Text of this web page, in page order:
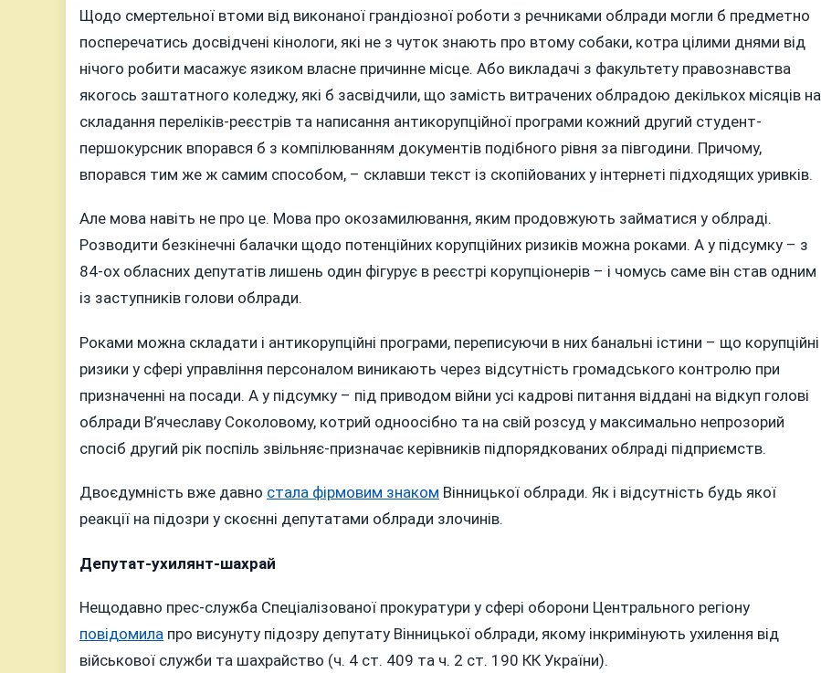
Щодо смертельної втоми від виконаної грандіозної роботи з речниками облради могли б предметно
посперечатись досвідчені кінологи, які не з чуток знають про втому собаки, котра цілими днями від
нічого робити масажує язиком власне причинне місце. Або викладачі з факультету правознавства
якогось заштатного коледжу, які б засвідчили, що замість витрачених облрадою декількох місяців на
складання переліків-реєстрів та написання антикорупційної програми кожний другий студент-
першокурсник впорався б з компілюванням документів подібного рівня за півгодини. Причому,
впорався тим же ж самим способом, – склавши текст із скопійованих у інтернеті підходящих уривків.
Але мова навіть не про це. Мова про окозамилювання, яким продовжують займатися у облраді.
Розводити безкінечні балачки щодо потенційних корупційних ризиків можна роками. А у підсумку – з
84-ох обласних депутатів лишень один фігурує в реєстрі корупціонерів – і чомусь саме він став одним
із заступників голови облради.
Роками можна складати і антикорупційні програми, переписуючи в них банальні істини – що корупційні
ризики у сфері управління персоналом виникають через відсутність громадського контролю при
призначенні на посади. А у підсумку – під приводом війни усі кадрові питання віддані на відкуп голові
облради В’ячеславу Соколовому, котрий одноосібно та на свій розсуд у максимально непрозорий
спосіб другий рік поспіль звільняє-призначає керівників підпорядкованих облраді підприємств.
Двоєдумність вже давно стала фірмовим знаком Вінницької облради. Як і відсутність будь якої
реакції на підозри у скоєнні депутатами облради злочинів.
Депутат-ухилянт-шахрай
Нещодавно прес-служба Спеціалізованої прокуратури у сфері оборони Центрального регіону
повідомила про висунуту підозру депутату Вінницької облради, якому інкримінують ухилення від
військової служби та шахрайство (ч. 4 ст. 409 та ч. 2 ст. 190 КК України).